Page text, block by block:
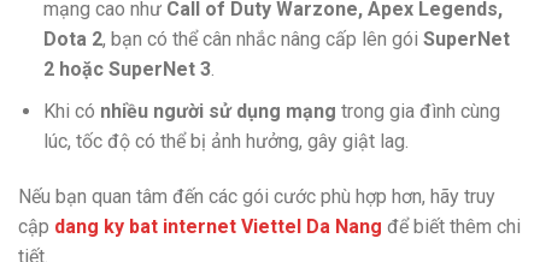
mạng cao như Call of Duty Warzone, Apex Legends,
Dota 2, bạn có thể cân nhắc nâng cấp lên gói SuperNet
2 hoặc SuperNet 3.
Khi có nhiều người sử dụng mạng trong gia đình cùng
lúc, tốc độ có thể bị ảnh hưởng, gây giật lag.
Nếu bạn quan tâm đến các gói cước phù hợp hơn, hãy truy
cập dang ky bat internet Viettel Da Nang để biết thêm chi
tiết.